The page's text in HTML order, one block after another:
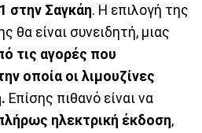
στην Σαγκάη. Η επιλογή της
θα είναι συνειδητή, μιας
τις αγορές που
οποία οι λιμουζίνες
Επίσης πιθανό είναι να
ηλεκτρική έκδοση,